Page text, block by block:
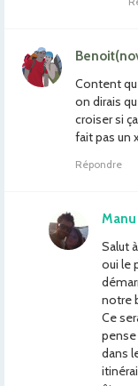
Content
on dirais
croiser si
fait pas un
Répondre
Salut
oui le
notre
Ce
pense
dans